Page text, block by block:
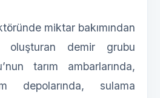
miktar bakımından
oluşturan demir grubu
tarım ambarlarında,
sulama